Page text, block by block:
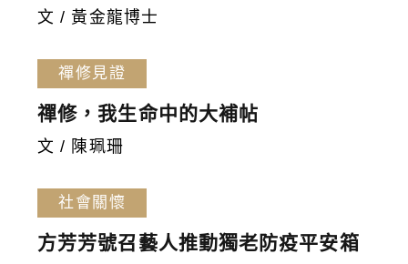
文 / 黃金龍博士
禪修見證
禪修，我生命中的大補帖
文 / 陳珮珊
社會關懷
方芳芳號召藝人推動獨老防疫平安箱